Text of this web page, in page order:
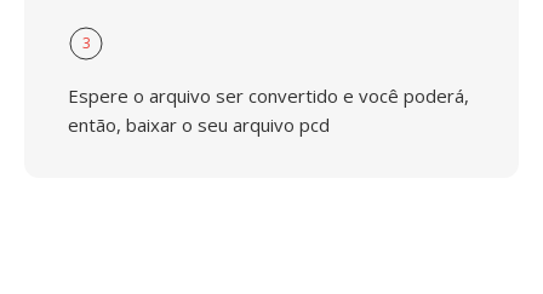
3
Espere o arquivo ser convertido e você poderá,
então, baixar o seu arquivo pcd